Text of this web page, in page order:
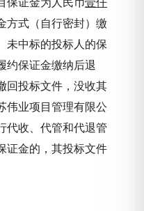
方式（自行密封）缴
未中标的投标人的保
约保证金缴纳后退
回投标文件，没收其
伟业项目管理有限公
代收、代管和代退管
证金的，其投标文件